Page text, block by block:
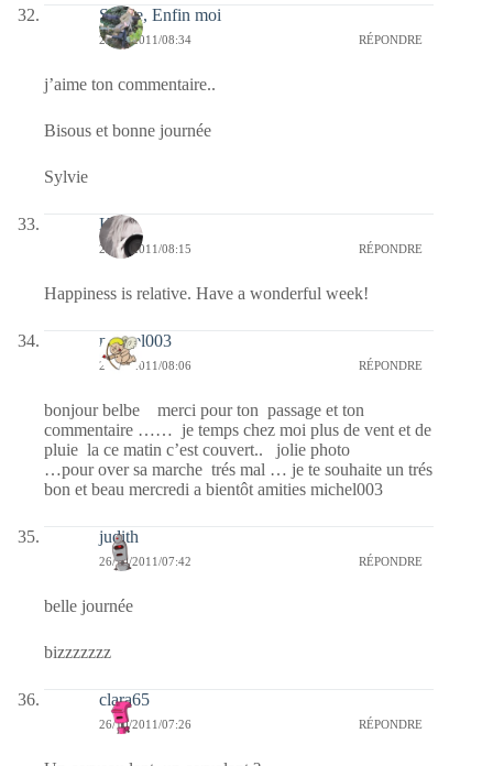
Sylvie, Enfin moi
26/10/2011/08:34 RÉPONDRE
j’aime ton commentaire..
Bisous et bonne journée
Sylvie
Kala
26/10/2011/08:15 RÉPONDRE
Happiness is relative. Have a wonderful week!
michel003
26/10/2011/08:06 RÉPONDRE
bonjour belbe merci pour ton passage et ton
commentaire …… je temps chez moi plus de vent et de
pluie la ce matin c’est couvert.. jolie photo
…pour over sa marche trés mal … je te souhaite un trés
bon et beau mercredi a bientôt amities michel003
judith
26/10/2011/07:42 RÉPONDRE
belle journée
bizzzzzzz
clara65
26/10/2011/07:26 RÉPONDRE